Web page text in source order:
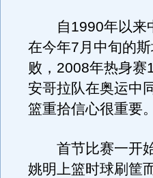
自1990年以来中
在今年7月中旬的
败，2008年热身赛
安哥拉队在奥运中
篮重拾信心很重要。
首节比赛一开始
姚明上篮时球刷筐